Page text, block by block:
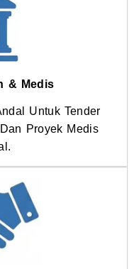
& Medis
Untuk Tender
Proyek Medis